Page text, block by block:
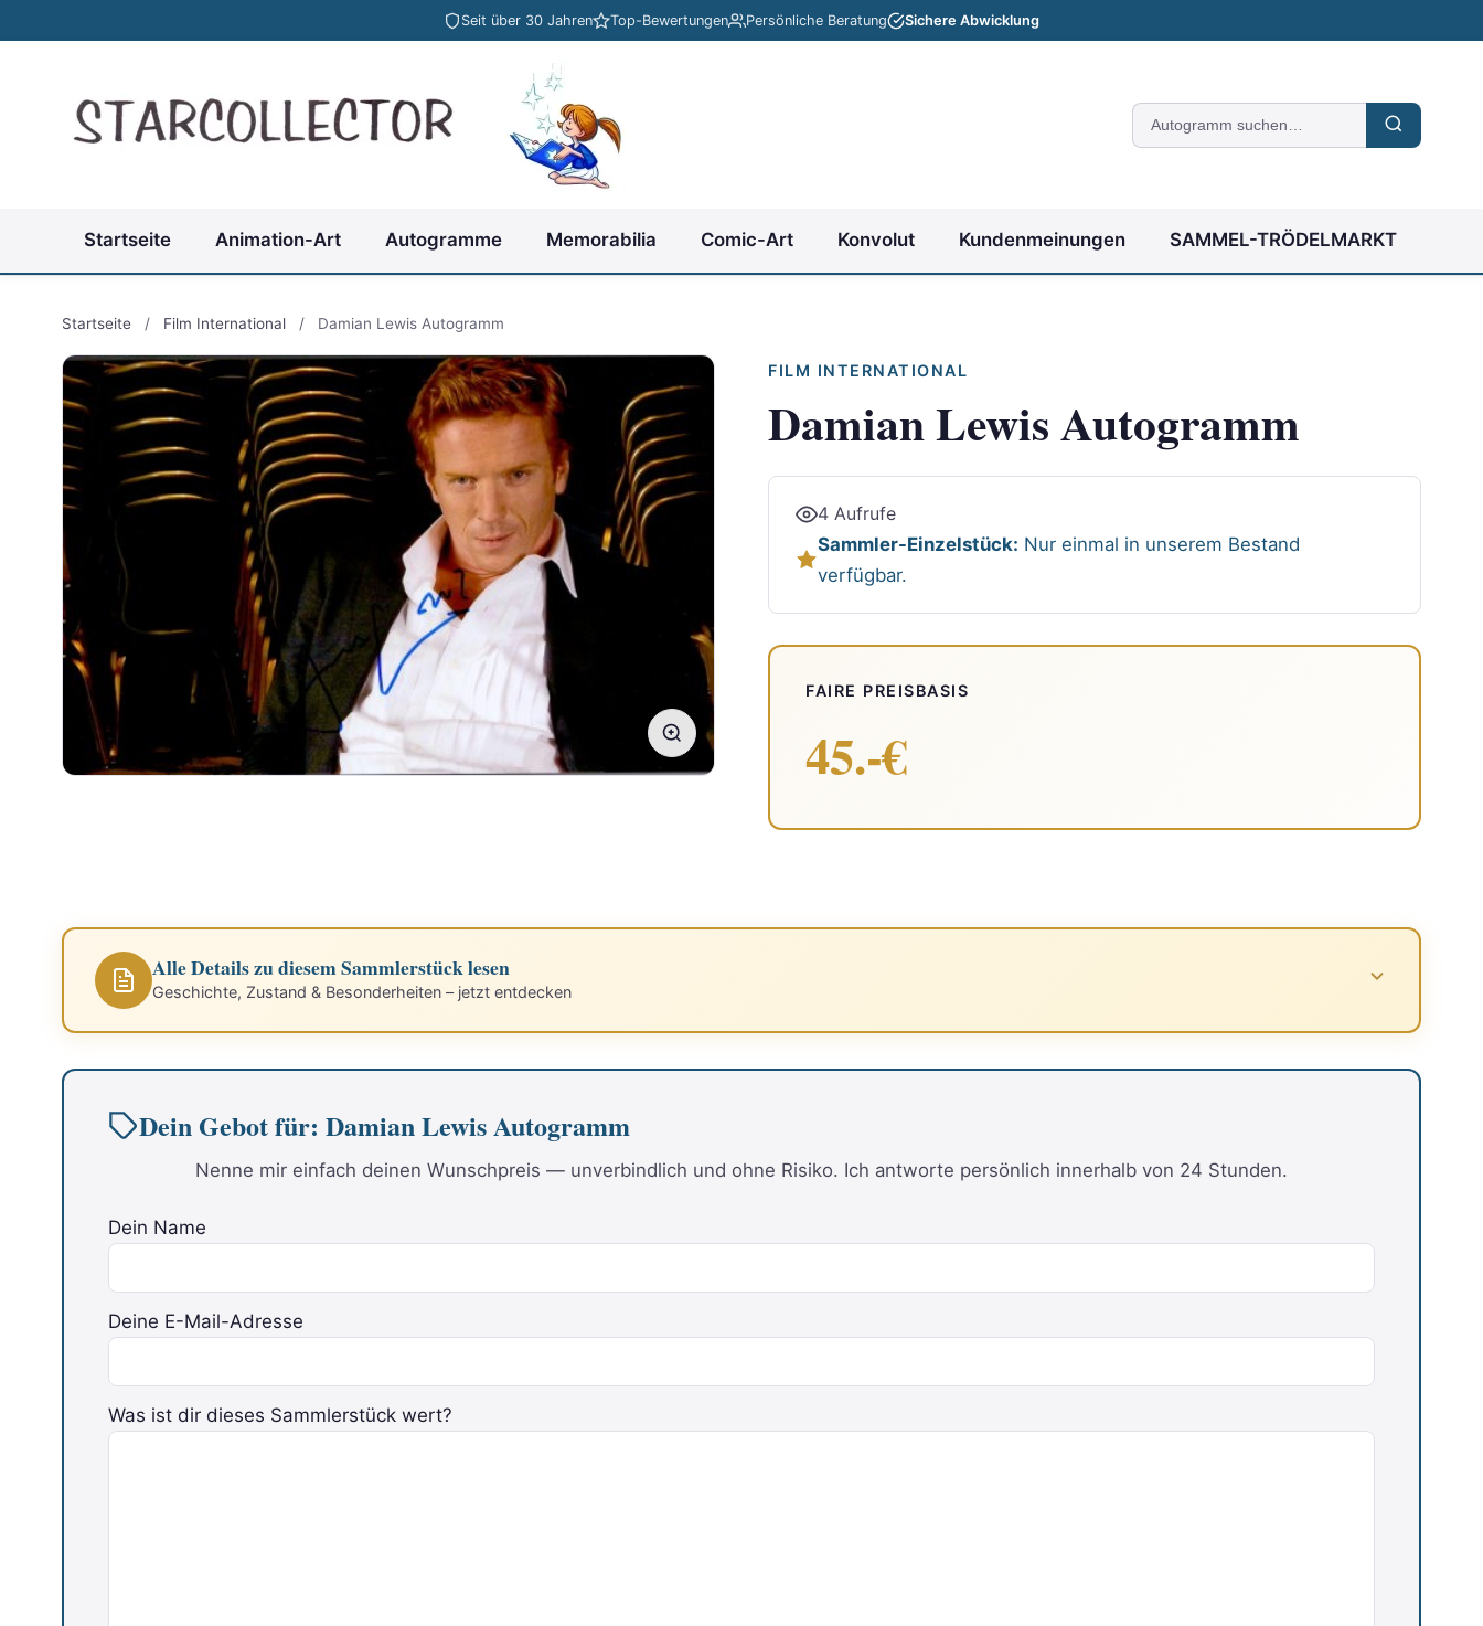
Seit über 30 Jahren Top-Bewertungen Persönliche Beratung Sichere Abwicklung
Suche
nach
Startseite Animation-Art Autogramme Memorabilia Comic-Art Konvolut Kundenmeinungen SAMMEL-TRÖDELMARKT
Startseite / Film International / Damian Lewis Autogramm
FILM INTERNATIONAL
Damian Lewis Autogramm
4 Aufrufe
Sammler-Einzelstück: Nur einmal in unserem Bestand
verfügbar.
FAIRE PREISBASIS
45.-€
Alle Details zu diesem Sammlerstück lesen
Geschichte, Zustand & Besonderheiten – jetzt entdecken
Dein Gebot für: Damian Lewis Autogramm
Nenne mir einfach deinen Wunschpreis — unverbindlich und ohne Risiko. Ich antworte persönlich innerhalb von 24 Stunden.
Dein Name
Deine E-Mail-Adresse
Bitte lasse dieses Feld leer.
Was ist dir dieses Sammlerstück wert?